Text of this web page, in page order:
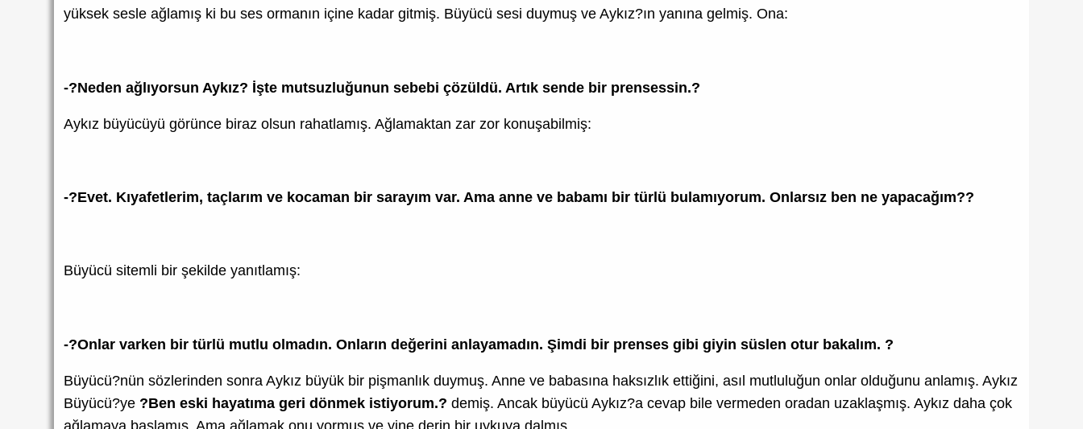
yüksek sesle ağlamış ki bu ses ormanın içine kadar gitmiş. Büyücü sesi duymuş ve Aykız?ın yanına gelmiş. Ona:
-?Neden ağlıyorsun Aykız? İşte mutsuzluğunun sebebi çözüldü. Artık sende bir prensessin.?
Aykız büyücüyü görünce biraz olsun rahatlamış. Ağlamaktan zar zor konuşabilmiş:
-?Evet. Kıyafetlerim, taçlarım ve kocaman bir sarayım var. Ama anne ve babamı bir türlü bulamıyorum. Onlarsız ben ne yapacağım??
Büyücü sitemli bir şekilde yanıtlamış:
-?Onlar varken bir türlü mutlu olmadın. Onların değerini anlayamadın. Şimdi bir prenses gibi giyin süslen otur bakalım. ?
Büyücü?nün sözlerinden sonra Aykız büyük bir pişmanlık duymuş. Anne ve babasına haksızlık ettiğini, asıl mutluluğun onlar olduğunu anlamış. Aykız
Büyücü?ye ?Ben eski hayatıma geri dönmek istiyorum.?demiş. Ancak büyücü Aykız?a cevap bile vermeden oradan uzaklaşmış. Aykız daha çok